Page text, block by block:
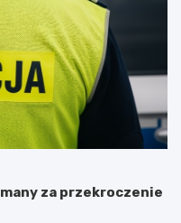
za przekroczenie